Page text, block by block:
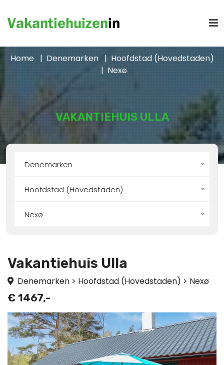
VAKANTIEHUIS ULLA
Home Denemarken
Hoofdstad (Hovedstaden)
Nexø
Denemarken
Hoofdstad (Hovedstaden)
Nexø
Vakantiehuis Ulla
Denemarken > Hoofdstad (Hovedstaden) > Nexø
€ 1467,-